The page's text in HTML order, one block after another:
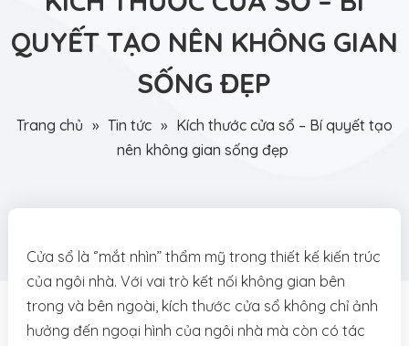
QUYẾT TẠO NÊN KHÔNG GIAN
SỐNG ĐẸP
Trang chủ » Tin tức » Kích thước cửa sổ – Bí quyết tạo
nên không gian sống đẹp
Cửa sổ là ‘’mắt nhìn” thẩm mỹ trong thiết kế kiến trúc
của ngôi nhà. Với vai trò kết nối không gian bên
trong và bên ngoài, kích thước cửa sổ không chỉ ảnh
hưởng đến ngoại hình của ngôi nhà mà còn có tác